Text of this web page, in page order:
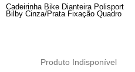
Cadeirinha Bike Dianteira Polisport
Bilby Cinza/Prata Fixação Quadro
Produto Indisponível